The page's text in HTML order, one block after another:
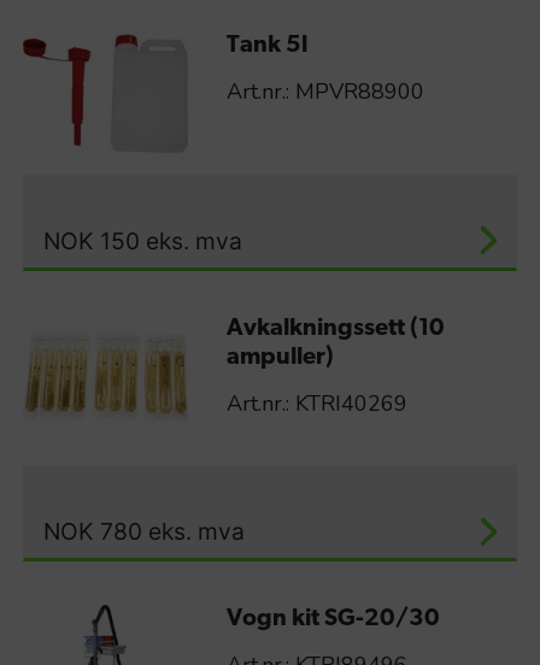
Tank 5l
Art.nr.: MPVR88900
NOK 150 eks. mva
Avkalkningssett (10
ampuller)
Art.nr.: KTRI40269
NOK 780 eks. mva
Vogn kit SG-20/30